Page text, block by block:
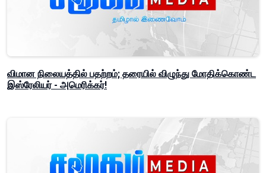
விமான நிலையத்தில் பதற்றம்; தரையில் விழுந்து மோதிக்கொண்ட
இஸ்ரேலியர் - அமெரிக்கர்!